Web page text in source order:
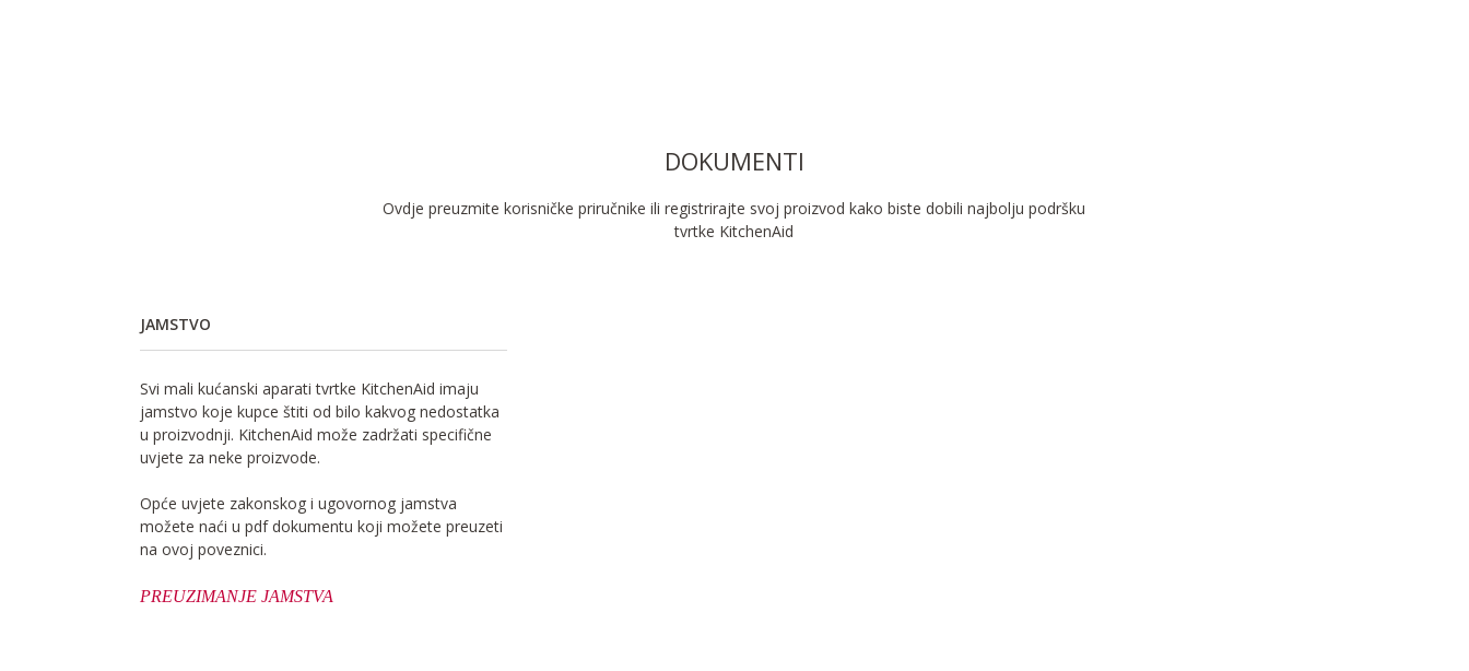
DOKUMENTI
Ovdje preuzmite korisničke priručnike ili registrirajte svoj proizvod kako biste dobili najbolju podršku
tvrtke KitchenAid
JAMSTVO
Svi mali kućanski aparati tvrtke KitchenAid imaju
jamstvo koje kupce štiti od bilo kakvog nedostatka
u proizvodnji. KitchenAid može zadržati specifične
uvjete za neke proizvode.
Opće uvjete zakonskog i ugovornog jamstva
možete naći u pdf dokumentu koji možete preuzeti
na ovoj poveznici.
PREUZIMANJE JAMSTVA